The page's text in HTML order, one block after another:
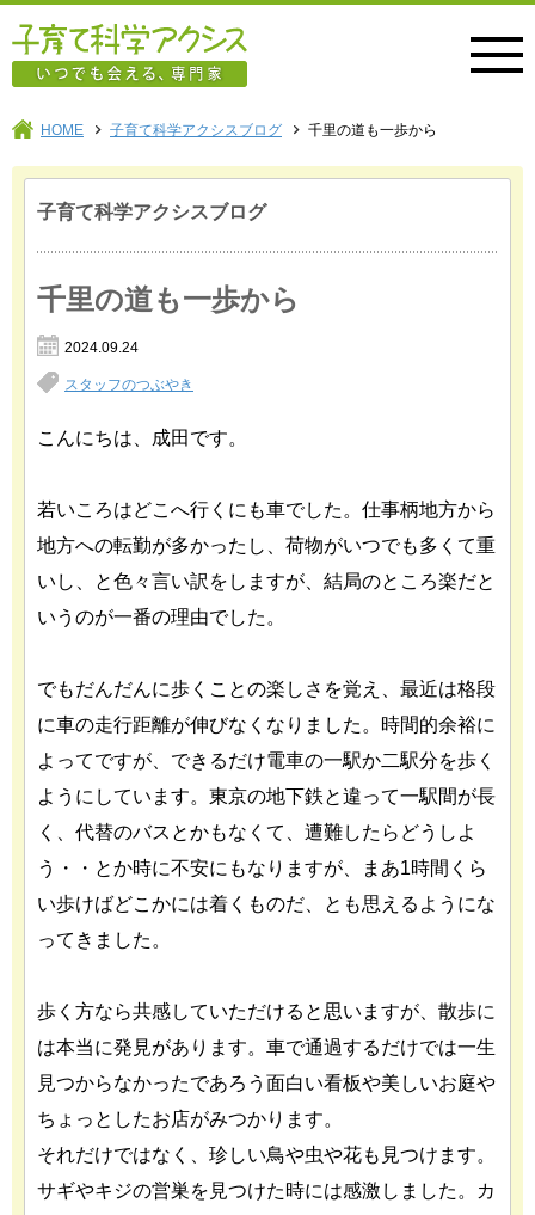
HOME 子育て科学アクシスブログ 千里の道も一歩から
子育て科学アクシスブログ
千里の道も一歩から
2024.09.24
スタッフのつぶやき
こんにちは、成田です。
若いころはどこへ行くにも車でした。仕事柄地方から
地方への転勤が多かったし、荷物がいつでも多くて重
いし、と色々言い訳をしますが、結局のところ楽だと
いうのが一番の理由でした。
でもだんだんに歩くことの楽しさを覚え、最近は格段
に車の走行距離が伸びなくなりました。時間的余裕に
よってですが、できるだけ電車の一駅か二駅分を歩く
ようにしています。東京の地下鉄と違って一駅間が長
く、代替のバスとかもなくて、遭難したらどうしよ
う・・とか時に不安にもなりますが、まあ1時間くら
い歩けばどこかには着くものだ、とも思えるようにな
ってきました。
歩く方なら共感していただけると思いますが、散歩に
は本当に発見があります。車で通過するだけでは一生
見つからなかったであろう面白い看板や美しいお庭や
ちょっとしたお店がみつかります。
それだけではなく、珍しい鳥や虫や花も見つけます。
サギやキジの営巣を見つけた時には感激しました。カ